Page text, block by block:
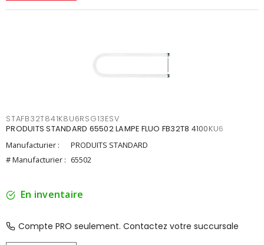
STAFB32T841K8U6RSG13ESV
PRODUITS STANDARD 65502 LAMPE FLUO FB32T8 4100KU6
Manufacturier :
PRODUITS STANDARD
# Manufacturier : 65502
En inventaire
Compte PRO seulement. Contactez votre succursale